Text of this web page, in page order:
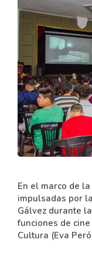
En el marco de
impulsadas por
Gálvez durante
funciones de
Cultura (Eva